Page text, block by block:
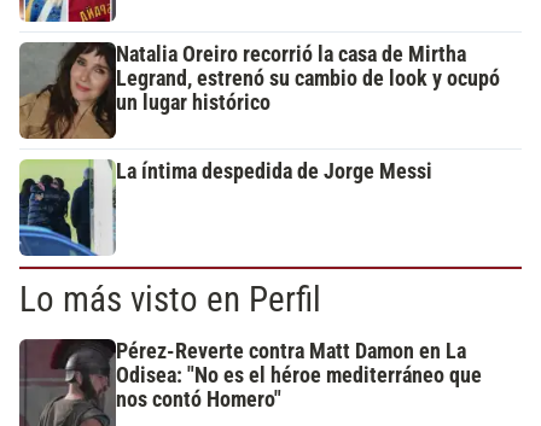
Natalia Oreiro recorrió la casa de Mirtha
Legrand, estrenó su cambio de look y ocupó
un lugar histórico
La íntima despedida de Jorge Messi
Lo más visto en Perfil
Pérez-Reverte contra Matt Damon en La
Odisea: "No es el héroe mediterráneo que
nos contó Homero"